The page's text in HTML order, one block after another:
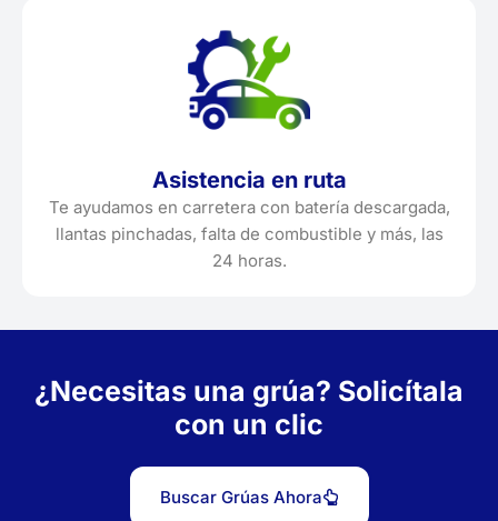
Asistencia en ruta
Te ayudamos en carretera con batería descargada,
llantas pinchadas, falta de combustible y más, las
24 horas.
¿Necesitas una grúa? Solicítala
con un clic
Buscar Grúas Ahora